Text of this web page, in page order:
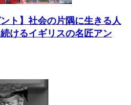
ント】社会の片隅に生きる人
けるイギリスの名匠アン